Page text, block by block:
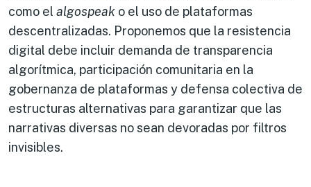
como el algospeak o el uso de plataformas
descentralizadas. Proponemos que la resistencia
digital debe incluir demanda de transparencia
algorítmica, participación comunitaria en la
gobernanza de plataformas y defensa colectiva de
estructuras alternativas para garantizar que las
narrativas diversas no sean devoradas por filtros
invisibles.